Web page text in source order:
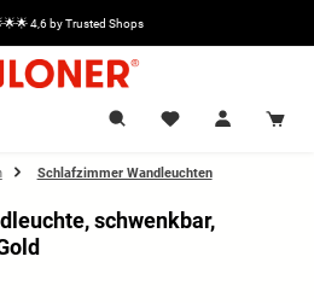
4,6 by Trusted Shops
Schlafzimmer Wandleuchten
schwenkbar,